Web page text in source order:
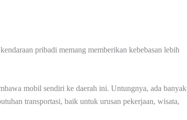
pribadi memang memberikan kebebasan lebih
mobil sendiri ke daerah ini. Untungnya, ada banyak
transportasi, baik untuk urusan pekerjaan, wisata,